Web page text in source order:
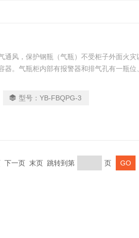
通风，保护钢瓶（气瓶）不受柜子外面火灾
器。气瓶柜内部有报警器和排气孔有一瓶位
型号：YB-FBQPG-3
下一页 末页 跳转到第 页